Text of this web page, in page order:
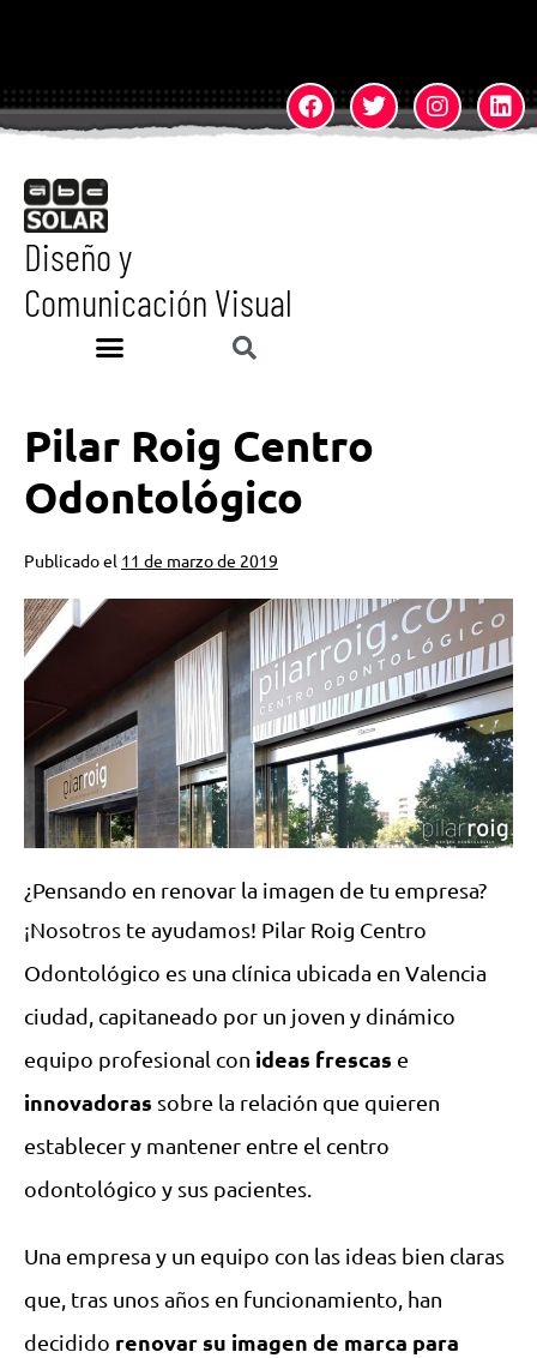
Diseño y
Comunicación Visual
Pilar Roig Centro
Odontológico
Publicado el 11 de marzo de 2019
¿Pensando en renovar la imagen de tu empresa?
¡Nosotros te ayudamos! Pilar Roig Centro
Odontológico es una clínica ubicada en Valencia
ciudad, capitaneado por un joven y dinámico
equipo profesional con ideas frescas e
innovadoras sobre la relación que quieren
establecer y mantener entre el centro
odontológico y sus pacientes.
Una empresa y un equipo con las ideas bien claras
que, tras unos años en funcionamiento, han
decidido renovar su imagen de marca para